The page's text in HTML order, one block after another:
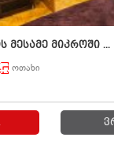
მესამე მიკროში ...
ოთახი